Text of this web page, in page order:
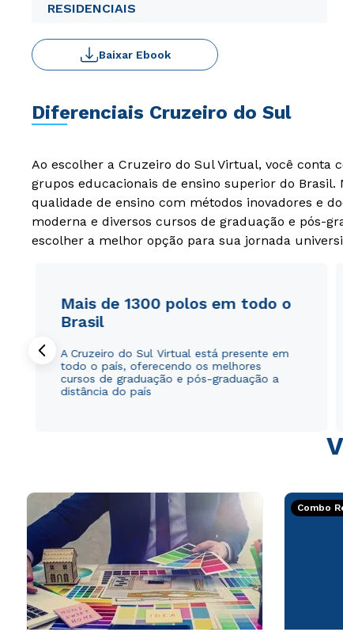
RESIDENCIAIS
Baixar Ebook
Diferenciais Cruzeiro do Sul
Ao escolher a Cruzeiro do Sul Virtual, você conta
grupos educacionais de ensino superior do
qualidade de ensino com métodos inovadores e
moderna e diversos cursos de graduação e pós-
escolher a melhor opção para sua jornada
Mais de 1300 polos em todo o
Brasil
A Cruzeiro do Sul Virtual está presente em
todo o país, oferecendo os melhores
cursos de graduação e pós-graduação a
distância do país
Combo